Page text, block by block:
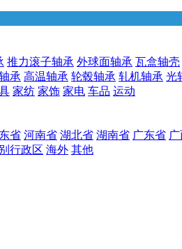
推力滚子轴承 外球面轴承 瓦盒轴壳
承 高温轴承 轮毂轴承 轧机轴承 光
家纺 家饰 家电 车品 运动
省 河南省 湖北省 湖南省 广东省
行政区 海外 其他